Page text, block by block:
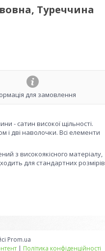
Туреччина
для замовлення
- сатин високої щільності.
і дві наволочки. Всі елементи
з високоякісного матеріалу,
для стандартних розмірів
Prom.ua
| Політика конфіденційності